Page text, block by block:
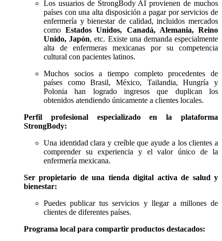
Los usuarios de StrongBody AI provienen de muchos
países con una alta disposición a pagar por servicios de
enfermería y bienestar de calidad, incluidos mercados
comoEstados Unidos, Canadá, Alemania, Reino
Unido, Japón, etc. Existe una demanda especialmente
alta de enfermeras mexicanas por su competencia
cultural con pacientes latinos.
Muchos socios a tiempo completo procedentes de
países como Brasil, México, Tailandia, Hungría y
Polonia han logrado ingresos que duplican los
obtenidos atendiendo únicamente a clientes locales.
Perfil profesional especializado en la plataforma
StrongBody:
Una identidad clara y creíble que ayude a los clientes a
comprender su experiencia y el valor único de la
enfermería mexicana.
Ser propietario de una tienda digital activa de salud y
bienestar:
Puedes publicar tus servicios y llegar a millones de
clientes de diferentes países.
Programa local para compartir productos destacados: